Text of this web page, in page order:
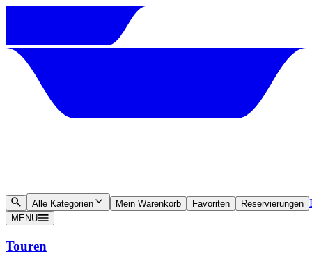
Alle Kategorien Mein Warenkorb Favoriten Reservierungen
MENU
Touren